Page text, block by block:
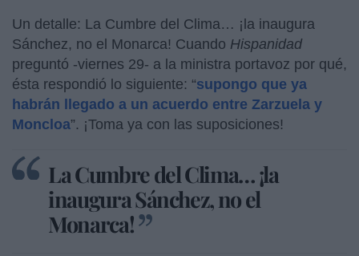
Un detalle: La Cumbre del Clima… ¡la inaugura
Sánchez, no el Monarca! Cuando Hispanidad
preguntó -viernes 29- a la ministra portavoz por qué,
ésta respondió lo siguiente: “supongo que ya
habrán llegado a un acuerdo entre Zarzuela y
Moncloa”. ¡Toma ya con las suposiciones!
La Cumbre del Clima… ¡la
inaugura Sánchez, no el
Monarca!